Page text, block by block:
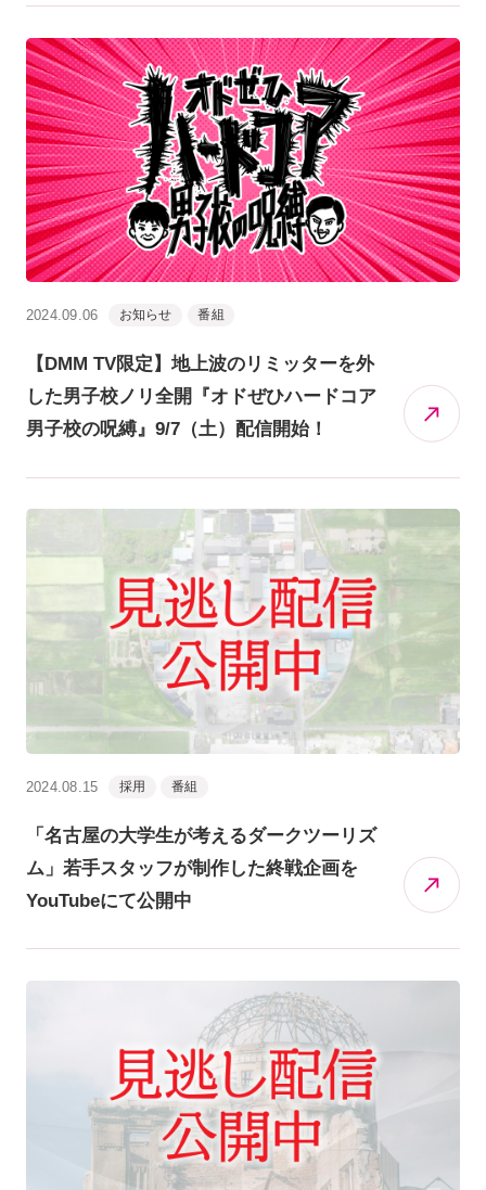
2024.09.06 お知らせ 番組
【DMM TV限定】地上波のリミッターを外
した男子校ノリ全開『オドぜひハードコア
男子校の呪縛』9/7（土）配信開始！
2024.08.15 採用 番組
「名古屋の大学生が考えるダークツーリズ
ム」若手スタッフが制作した終戦企画を
YouTubeにて公開中